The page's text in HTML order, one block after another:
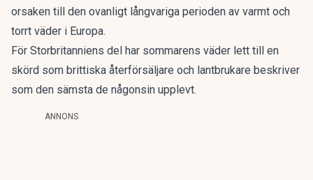
orsaken till den ovanligt långvariga perioden av varmt och
torrt väder i Europa.
För Storbritanniens del har sommarens väder lett till en
skörd som brittiska återförsäljare och lantbrukare beskriver
som den sämsta de någonsin upplevt.
ANNONS